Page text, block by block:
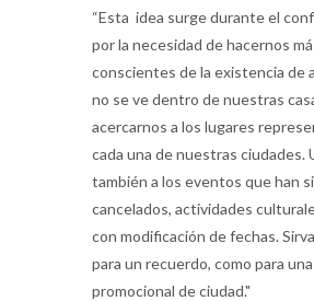
“Esta idea surge durante el
por la necesidad de hacernos
conscientes de la existencia de
no se ve dentro de nuestras
acercarnos a los lugares
cada una de nuestras ciudades.
también a los eventos que han
cancelados, actividades
con modificación de fechas.
para un recuerdo, como para
promocional de ciudad."